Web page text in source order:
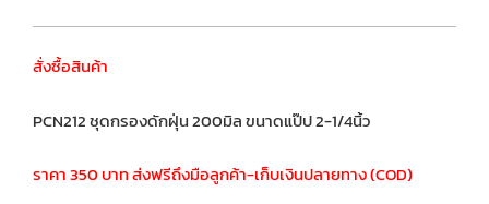
สั่งซื้อสินค้า
PCN212 ชุดกรองดักฝุ่น 200มิล ขนาดแป๊ป 2-1/4นิ้ว
ราคา 350 บาท ส่งฟรีถึงมือลูกค้า-เก็บเงินปลายทาง (COD)